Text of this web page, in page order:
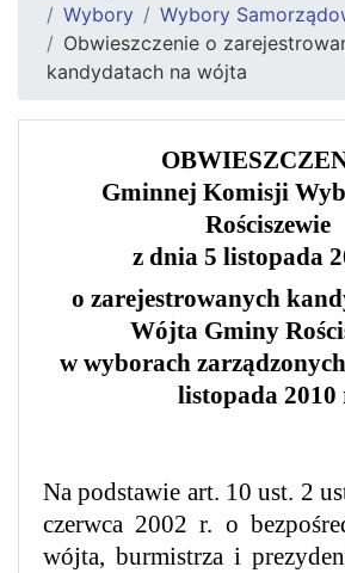
Wybory
Wybory
Obwieszczenie o
kandydatach na wójta
Gminnej Komisji
Rościszewie
z dnia 5 listopada
o zarejestrowanych
Wójta Gminy
w wyborach
listopada 2010
Na podstawie art. 10 ust. 2
czerwca 2002 r. o
wójta, burmistrza i